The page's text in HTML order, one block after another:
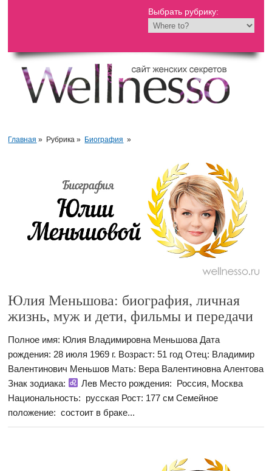
Выбрать рубрику:
Главная » Рубрика » Биография »
Юлия Меньшова: биография, личная
жизнь, муж и дети, фильмы и передачи
Полное имя: Юлия Владимировна Меньшова Дата
рождения: 28 июля 1969 г. Возраст: 51 год Отец: Владимир
Валентинович Меньшов Мать: Вера Валентиновна Алентова
Знак зодиака:
Лев Место рождения: Россия, Москва
Национальность: русская Рост: 177 см Семейное
положение: состоит в браке...